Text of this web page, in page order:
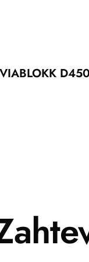
VIABLOKK